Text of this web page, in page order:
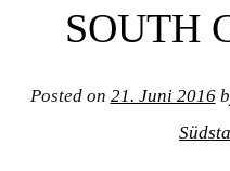
SOUTH
Posted on 21. Juni 2016